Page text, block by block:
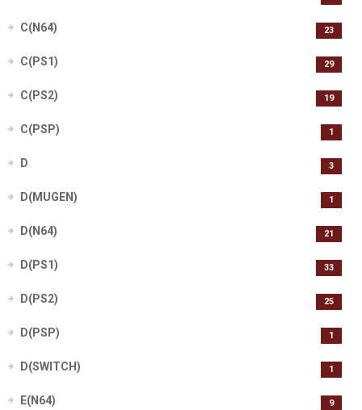
C(N64) 23
C(PS1) 29
C(PS2) 19
C(PSP) 1
D 3
D(MUGEN) 1
D(N64) 21
D(PS1) 33
D(PS2) 25
D(PSP) 1
D(SWITCH) 1
E(N64) 9